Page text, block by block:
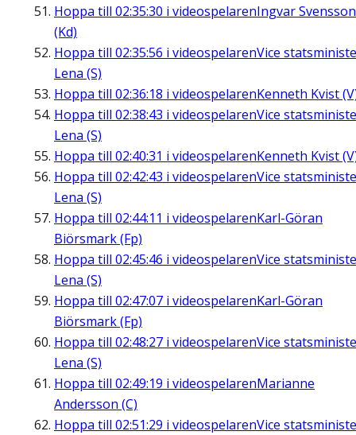
Hoppa till 02:35:30 i videospelarenIngvar Svensson
(Kd)
Hoppa till 02:35:56 i videospelarenVice
Lena (S)
Hoppa till 02:36:18 i videospelarenKenneth Kvist
Hoppa till 02:38:43 i videospelarenVice
Lena (S)
Hoppa till 02:40:31 i videospelarenKenneth Kvist
Hoppa till 02:42:43 i videospelarenVice
Lena (S)
Hoppa till 02:44:11 i videospelarenKarl-Göran
Biörsmark (Fp)
Hoppa till 02:45:46 i videospelarenVice
Lena (S)
Hoppa till 02:47:07 i videospelarenKarl-Göran
Biörsmark (Fp)
Hoppa till 02:48:27 i videospelarenVice
Lena (S)
Hoppa till 02:49:19 i videospelarenMarianne
Andersson (C)
Hoppa till 02:51:29 i videospelarenVice